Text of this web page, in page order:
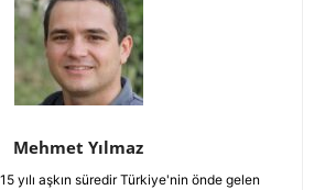
Mehmet Yılmaz
yılı aşkın süredir Türkiye'nin önde gelen